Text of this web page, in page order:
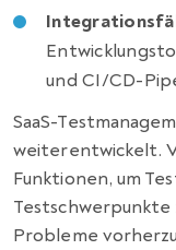
und CI/CD-
SaaS-
weiterentwickelt.
Funktionen, um
Probleme